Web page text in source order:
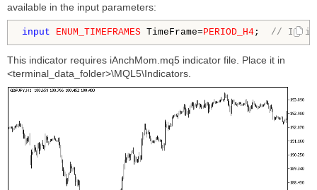
available in the input parameters:
input ENUM_TIMEFRAMES TimeFrame=PERIOD_H4; //
This indicator requires iAnchMom.mq5 indicator file. Place it in
<terminal_data_folder>\MQL5\Indicators.